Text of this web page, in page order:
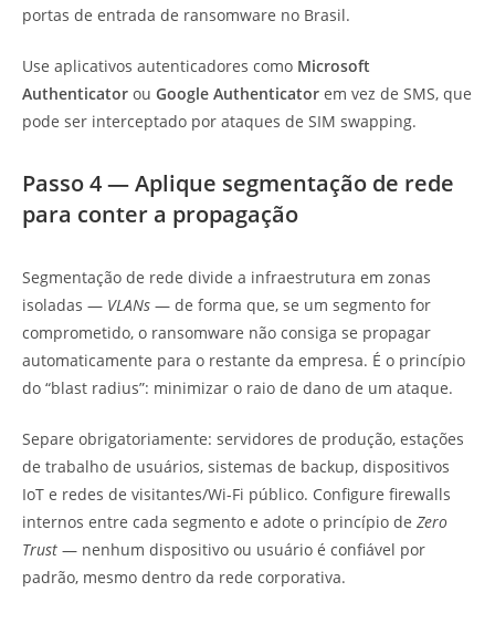
portas de entrada de ransomware no Brasil.
Use aplicativos autenticadores como Microsoft
Authenticator ou Google Authenticator em vez de SMS, que
pode ser interceptado por ataques de SIM swapping.
Passo 4 — Aplique segmentação de rede
para conter a propagação
Segmentação de rede divide a infraestrutura em zonas
isoladas — VLANs — de forma que, se um segmento for
comprometido, o ransomware não consiga se propagar
automaticamente para o restante da empresa. É o princípio
do “blast radius”: minimizar o raio de dano de um ataque.
Separe obrigatoriamente: servidores de produção, estações
de trabalho de usuários, sistemas de backup, dispositivos
IoT e redes de visitantes/Wi-Fi público. Configure firewalls
internos entre cada segmento e adote o princípio de Zero
Trust — nenhum dispositivo ou usuário é confiável por
padrão, mesmo dentro da rede corporativa.